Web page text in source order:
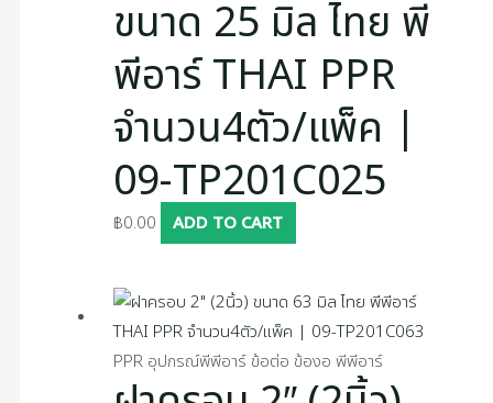
ขนาด 25 มิล ไทย พี
พีอาร์ THAI PPR
จำนวน4ตัว/แพ็ค |
09-TP201C025
฿0.00 ADD TO CART
PPR อุปกรณ์พีพีอาร์ ข้อต่อ ข้องอ พีพีอาร์